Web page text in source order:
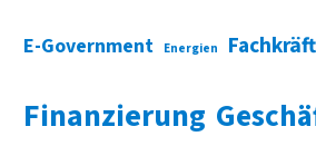
E-Government Energien
Finanzierung